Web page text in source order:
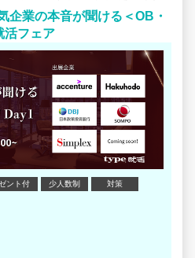
、AIには載っていない「社員
た、あなただけの思い」です。
かせる場所はどこだろう？」
、まずはあえてこれまで視野に
業にも触れてみてください。
けでは見えてこない「本当の魅
方向なコミュニケーションで
にあります。
境に惹かれるのか」を確かめ
問してみてください。
軸」を確かめる視点＞
ダン開発環境や、挑戦できる技
企業の本音が聞ける＜OB・
活フェア
ント付 少人数制 対策